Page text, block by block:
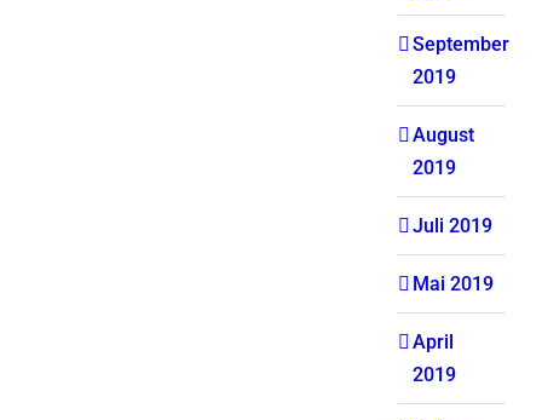
September
2019
August
2019
Juli 2019
Mai 2019
April
2019